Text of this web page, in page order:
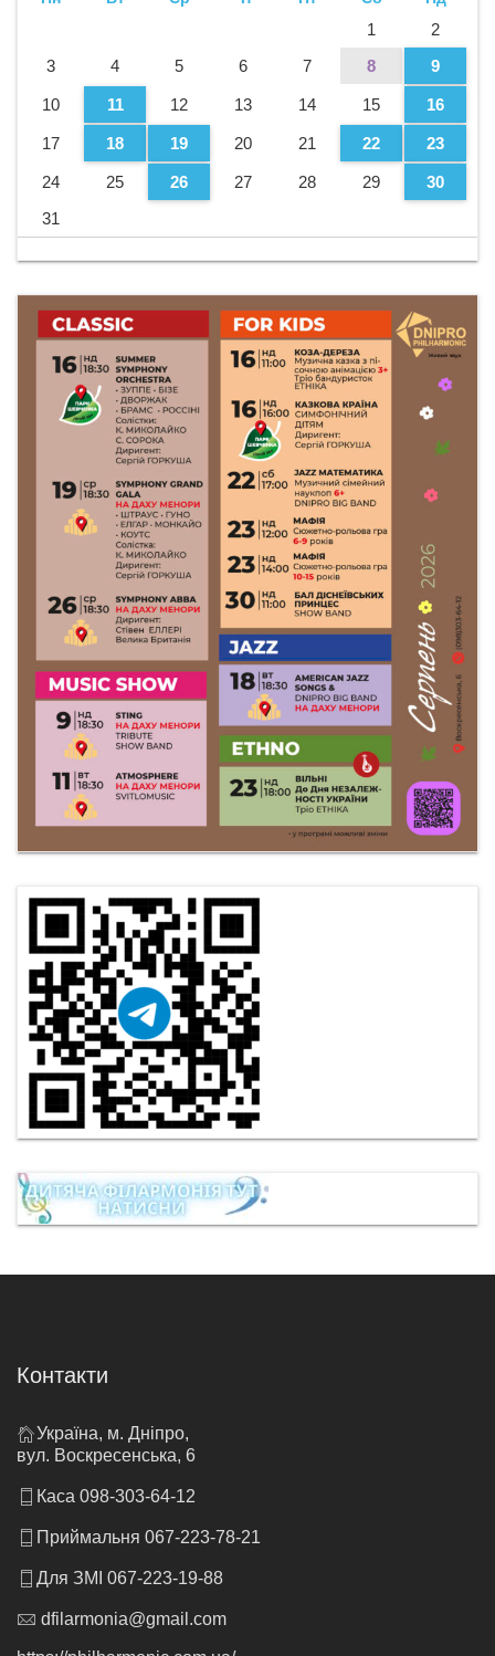
1
2
3
4 5 6 7 8 9
10 11 12 13 14 15 16
17 18 19 20 21 22 23
24 25 26 27 28 29
30
31
Контакти
Україна, м. Дніпро,
вул. Воскресенська, 6
Каса 098-303-64-12
Приймальня 067-223-78-21
Для ЗМІ 067-223-19-88
dfilarmonia@gmail.com